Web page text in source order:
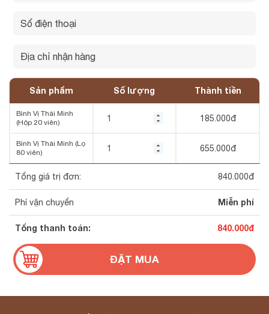
Sản phẩm
Bình Vị Thái Minh
(Hộp 20 viên)
Bình Vị Thái Minh (Lọ
80 viên)
Số lượng Thành tiền
185.000đ
655.000đ
Tổng giá trị đơn: 840.000đ
Phí vận chuyển Miễn phí
Tổng thanh toán: 840.000đ